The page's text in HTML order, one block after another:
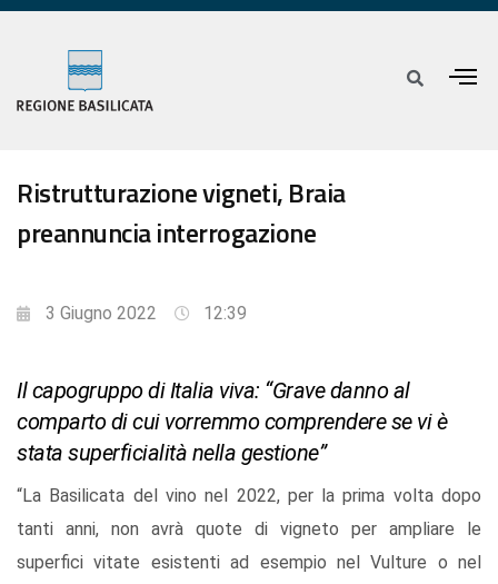
Ristrutturazione vigneti, Braia
preannuncia interrogazione
3 Giugno 2022 12:39
Il capogruppo di Italia viva: “Grave danno al
comparto di cui vorremmo comprendere se vi è
stata superficialità nella gestione”
“La Basilicata del vino nel 2022, per la prima volta dopo
tanti anni, non avrà quote di vigneto per ampliare le
superfici vitate esistenti ad esempio nel Vulture o nel